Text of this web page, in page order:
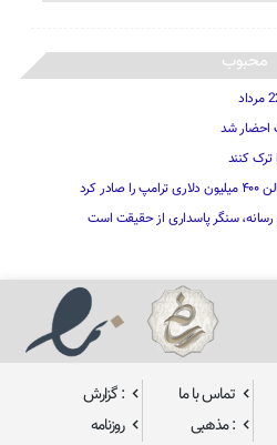
محبوب
احضار شد
ترک کنند
کرد
رسانه، سنگر پاسداری از حقیقت است
تماس با ما
: گزارش
: مذهبی
روزنامه